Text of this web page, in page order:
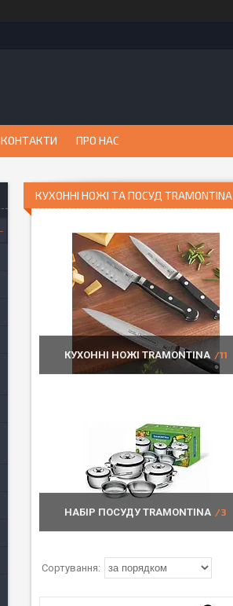
КОНТАКТИ ПРО НАС
КУХОННІ НОЖІ ТА ПОСУД TRAMONTINA
КУХОННІ НОЖІ TRAMONTINA 11
НАБІР ПОСУДУ TRAMONTINA 3